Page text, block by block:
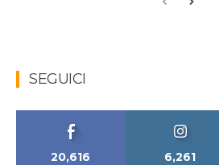
SEGUICI
20,616 6,261